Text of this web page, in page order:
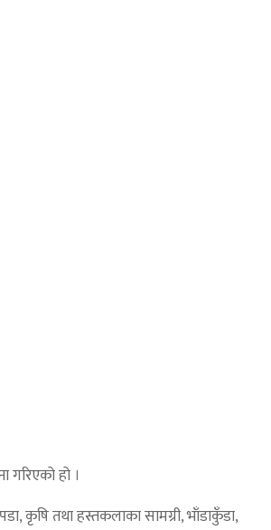
हो ।
कृषि तथा हस्तकलाका सामग्री, भाँडाकुँडा,